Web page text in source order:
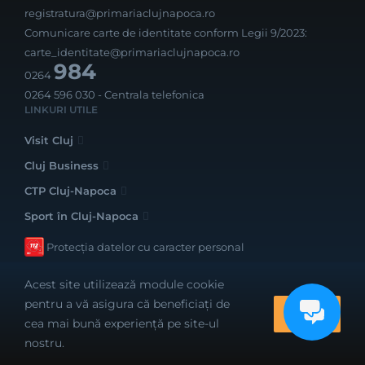
registratura@primariaclujnapoca.ro
Comunicare carte de identitate conform Legii 9/2023:
carte_identitate@primariaclujnapoca.ro
0264984
0264 596 030 - Centrala telefonica
LINKURI UTILE
Visit Cluj
Cluj Business
CTP Cluj-Napoca
Sport în Cluj-Napoca
Protecția datelor cu caracter personal
Realizat cu bune intenții de către
Acest site utilizează module cookie
pentru a vă asigura că beneficiați de
cea mai bună experiență pe site-ul
nostru.
OK